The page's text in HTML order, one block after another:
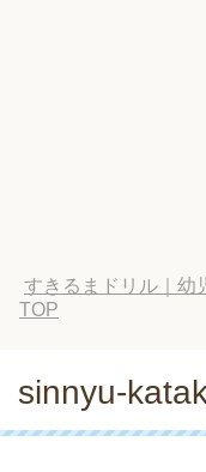
すきるまドリル｜幼
TOP
sinnyu-